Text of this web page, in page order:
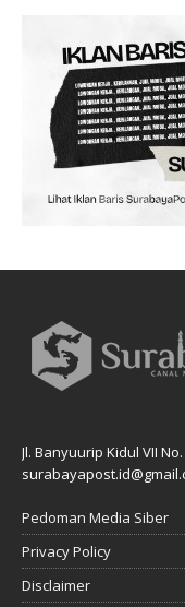
Jl. Banyuurip Kidul VII
Pedoman Media Siber
Privacy Policy
Disclaimer